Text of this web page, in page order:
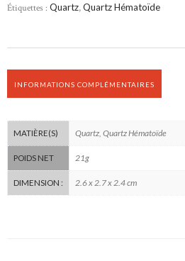
Étiquettes : Quartz,Quartz Hématoïde
INFORMATIONS COMPLÉMENTAIRES
MATIÈRE(S) Quartz, Quartz Hématoïde
POIDS NET 21g
DIMENSION : 2.6 x 2.7 x 2.4 cm